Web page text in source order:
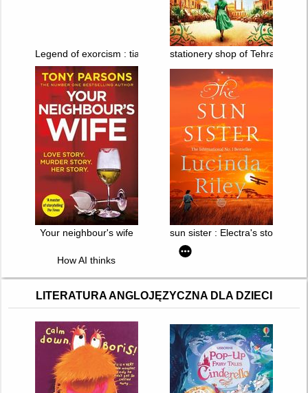
Legend of exorcism : tianbao fuyao lu. T. 1stationery shop of Tehran
Your neighbour's wife sun sister : Electra's story
How AI thinks
LITERATURA ANGLOJĘZYCZNA DLA DZIECI